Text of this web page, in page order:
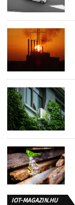
IOT-MAGAZIN.HU